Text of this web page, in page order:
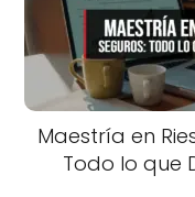
Maestría en
Todo lo que